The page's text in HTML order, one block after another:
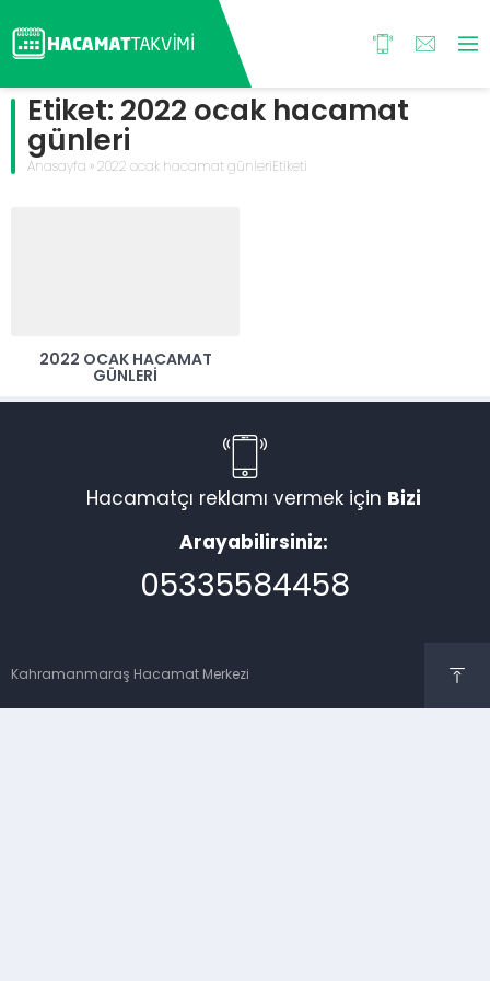
Etiket: 2022 ocak hacamat
günleri
Anasayfa » 2022 ocak hacamat günleriEtiketi
2022 OCAK HACAMAT
GÜNLERI
Hacamatçı reklamı vermek için Bizi
Arayabilirsiniz:
05335584458
Kahramanmaraş Hacamat Merkezi